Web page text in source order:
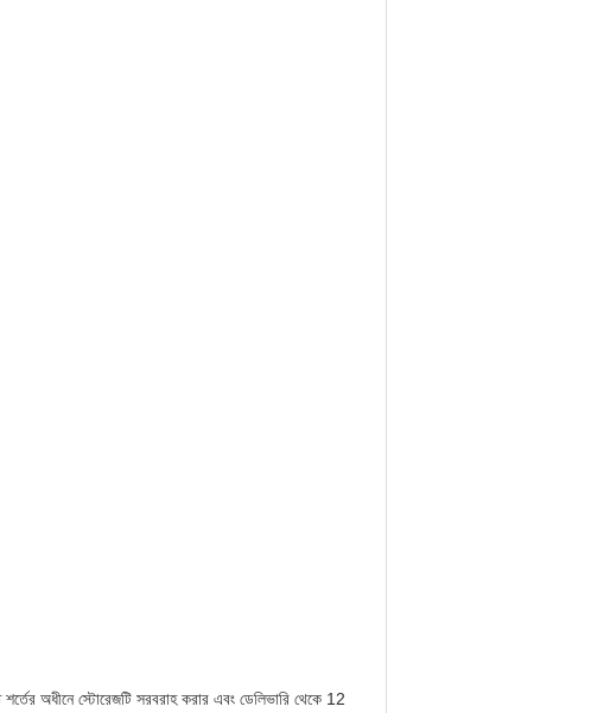
অধীনে স্টোরেজটি সরবরাহ করার এবং ডেলিভারি থেকে 12